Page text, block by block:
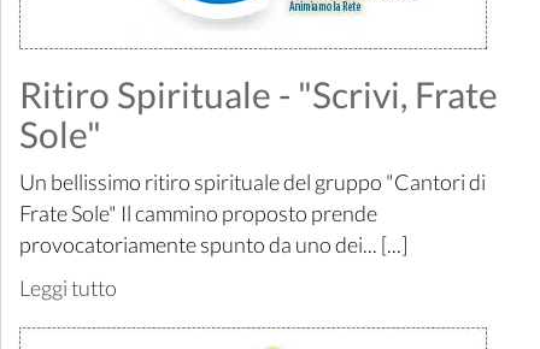
Ritiro Spirituale - "Scrivi, Frate
Sole"
Un bellissimo ritiro spirituale del gruppo "Cantori di
Frate Sole" Il cammino proposto prende
provocatoriamente spunto da uno dei... [...]
Leggi tutto